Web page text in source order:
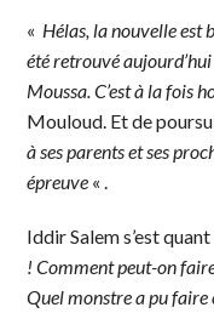
« Hélas, la nouvelle est
été retrouvé
Moussa. C’est à la fois
Mouloud. Et de
à ses parents et ses
épreuve « .
Iddir Salem s’est
! Comment peut-on
Quel monstre a pu faire